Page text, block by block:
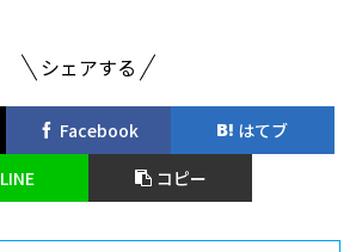
シェアする
Facebook
はてブ
LINE
コピー